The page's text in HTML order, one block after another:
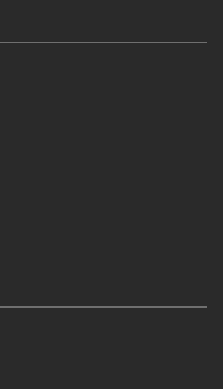
場合がございます。あらか